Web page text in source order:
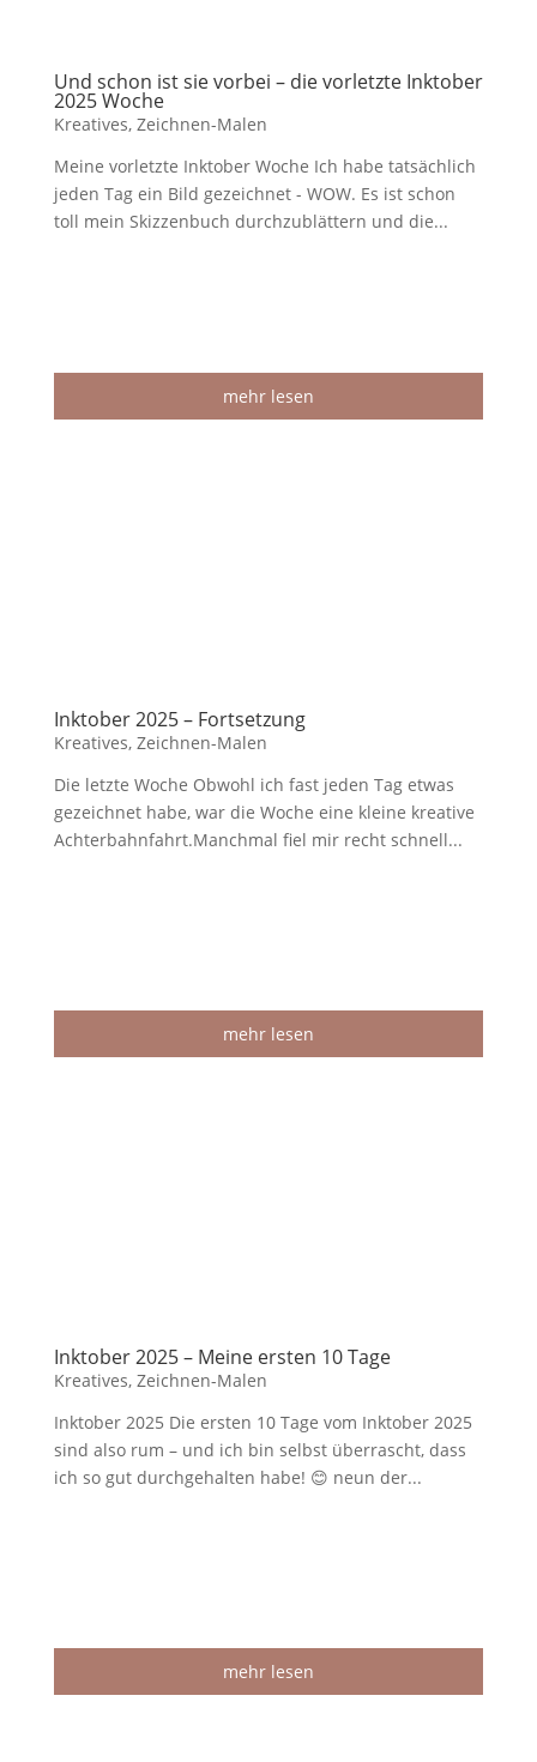
Und schon ist sie vorbei – die vorletzte Inktober
2025 Woche
Kreatives, Zeichnen-Malen
Meine vorletzte Inktober Woche Ich habe tatsächlich
jeden Tag ein Bild gezeichnet - WOW. Es ist schon
toll mein Skizzenbuch durchzublättern und die...
mehr lesen
Inktober 2025 – Fortsetzung
Kreatives, Zeichnen-Malen
Die letzte Woche Obwohl ich fast jeden Tag etwas
gezeichnet habe, war die Woche eine kleine kreative
Achterbahnfahrt.Manchmal fiel mir recht schnell...
mehr lesen
Inktober 2025 – Meine ersten 10 Tage
Kreatives, Zeichnen-Malen
Inktober 2025 Die ersten 10 Tage vom Inktober 2025
sind also rum – und ich bin selbst überrascht, dass
ich so gut durchgehalten habe! 😊 neun der...
mehr lesen